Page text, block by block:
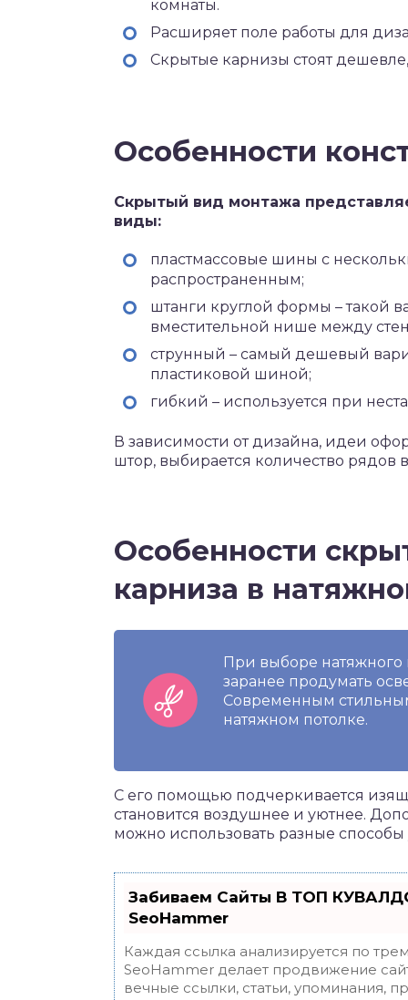
комнаты.
Расширяет поле работы для
Скрытые карнизы стоят
Особенности
Скрытый вид монтажа
виды:
пластмассовые шины с
распространенным;
штанги круглой формы – такой
вместительной нише между
струнный – самый дешевый
пластиковой шиной;
гибкий – используется при
В зависимости от дизайна, идеи
штор, выбирается количество рядов
Особенности
карниза в
При выборе натяжного
заранее продумать
Современным
натяжном потолке.
С его помощью подчеркивается
становится воздушнее и уютнее.
можно использовать разные
Забиваем Сайты В ТОП
SeoHammer
Каждая ссылка анализируется по
SeoHammer делает продвижение
вечные ссылки, статьи, упоминания,